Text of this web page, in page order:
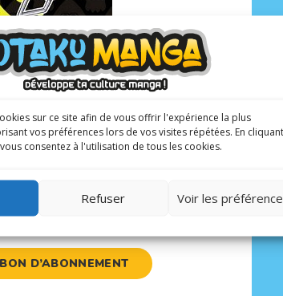
sur ce site afin de vous offrir l'expérience la plus
vos préférences lors de vos visites répétées. En cliquant
consentez à l'utilisation de tous les cookies.
Refuser Voir les
D’ABONNEMENT